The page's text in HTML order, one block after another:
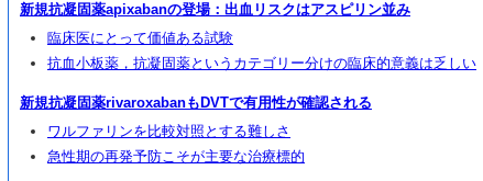
新規抗凝固薬apixabanの登場：出血リスクはアスピリン並み
臨床医にとって価値ある試験
抗血小板薬，抗凝固薬というカテゴリー分けの臨床的意義は乏しい
新規抗凝固薬rivaroxabanもDVTで有用性が確認される
ワルファリンを比較対照とする難しさ
急性期の再発予防こそが主要な治療標的